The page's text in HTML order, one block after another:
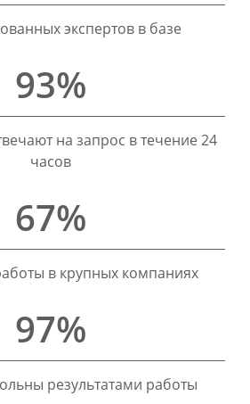
экспертов в базе
93%
на запрос в течение 24
часов
67%
в крупных компаниях
97%
результатами работы